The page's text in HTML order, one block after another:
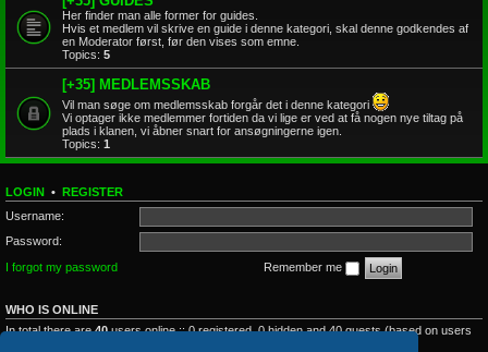
Her finder man alle former for guides.
Hvis et medlem vil skrive en guide i denne kategori, skal denne godkendes af
en Moderator først, før den vises som emne.
Topics: 5
[+35] MEDLEMSSKAB
Vil man søge om medlemsskab forgår det i denne kategori
Vi optager ikke medlemmer fortiden da vi lige er ved at få nogen nye tiltag på
plads i klanen, vi åbner snart for ansøgningerne igen.
Topics: 1
LOGIN • REGISTER
Username:
Password:
I forgot my password
Remember me
WHO IS ONLINE
In total there are40users online :: 0 registered, 0 hidden and 40 guests (based on users